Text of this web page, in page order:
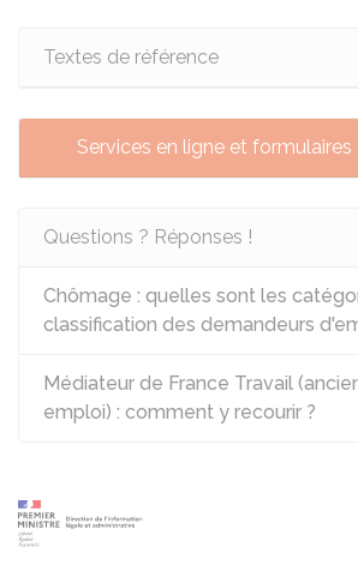
Textes de référence
Services en ligne et formulaires
Questions ? Réponses !
Chômage : quelles sont les
classification des demandeurs
Médiateur de France Travail
emploi) : comment y recourir ?